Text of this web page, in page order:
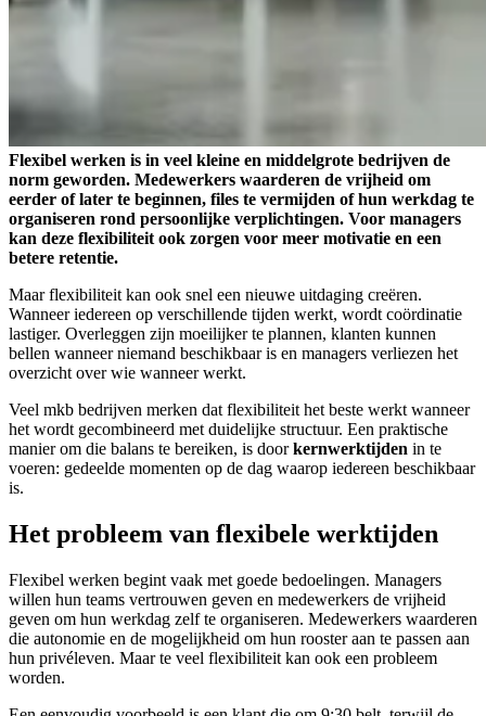
Flexibel werken is in veel kleine en middelgrote bedrijven de
norm geworden. Medewerkers waarderen de vrijheid om
eerder of later te beginnen, files te vermijden of hun werkdag te
organiseren rond persoonlijke verplichtingen. Voor managers
kan deze flexibiliteit ook zorgen voor meer motivatie en een
betere retentie.
Maar flexibiliteit kan ook snel een nieuwe uitdaging creëren.
Wanneer iedereen op verschillende tijden werkt, wordt coördinatie
lastiger. Overleggen zijn moeilijker te plannen, klanten kunnen
bellen wanneer niemand beschikbaar is en managers verliezen het
overzicht over wie wanneer werkt.
Veel mkb bedrijven merken dat flexibiliteit het beste werkt wanneer
het wordt gecombineerd met duidelijke structuur. Een praktische
manier om die balans te bereiken, is doorkernwerktijden in te
voeren: gedeelde momenten op de dag waarop iedereen beschikbaar
is.
Het probleem van flexibele werktijden
Flexibel werken begint vaak met goede bedoelingen. Managers
willen hun teams vertrouwen geven en medewerkers de vrijheid
geven om hun werkdag zelf te organiseren. Medewerkers waarderen
die autonomie en de mogelijkheid om hun rooster aan te passen aan
hun privéleven. Maar te veel flexibiliteit kan ook een probleem
worden.